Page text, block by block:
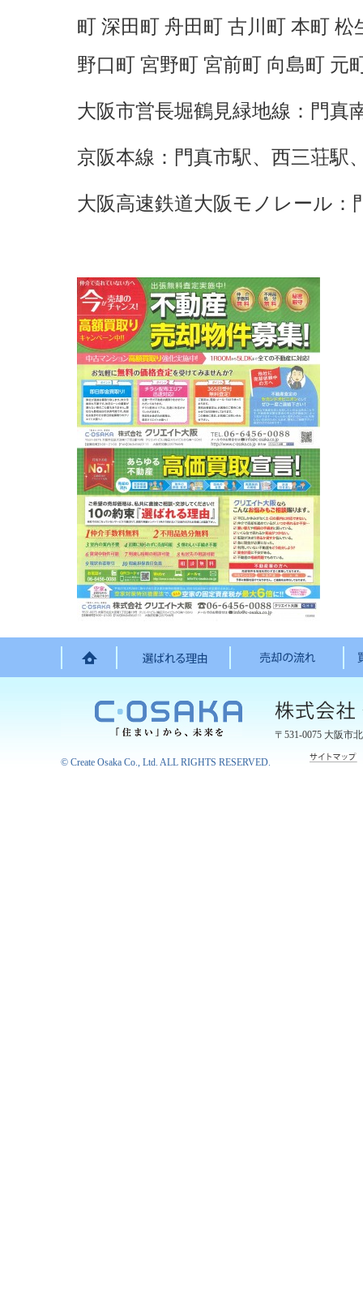
町 深田町 舟田町 古川町 本町
野口町 宮野町 宮前町 向島町 元
大阪市営長堀鶴見緑地線： 門真
京阪本線： 門真市駅、 西三荘駅
大阪高速鉄道大阪モノレール：
〒531-0075 大阪市
© Create Osaka Co., Ltd. ALL RIGHTS RESERVED.